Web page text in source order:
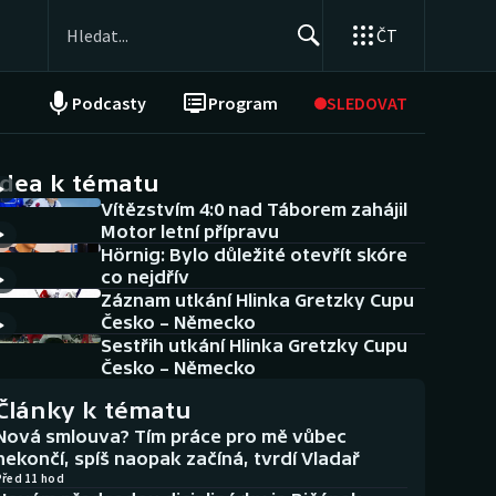
ČT
Podcasty Program SLEDOVAT
NEPŘEHLÉDNĚTE
Historické návraty
Aplikace ČT sport
AZ kvíz
k tématu
Vítězstvím 4:0 nad Táborem zahájil
Motor letní přípravu
Hörnig: Bylo důležité otevřít skóre
co nejdřív
Záznam utkání Hlinka Gretzky Cupu
Česko – Německo
Sestřih utkání Hlinka Gretzky Cupu
Česko – Německo
k tématu
smlouva? Tím práce pro mě vůbec
spíš naopak začíná, tvrdí Vladař
11 hod